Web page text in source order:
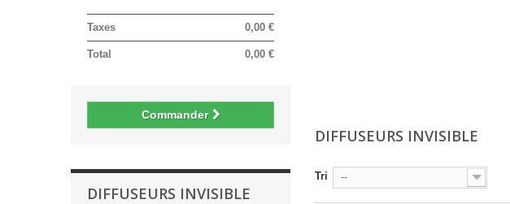
0,00 €
Taxes
0,00 €
Total
Commander
DIFFUSEURS INVISIBLE
DIFFUSEURS INVISIBLE
Tri --